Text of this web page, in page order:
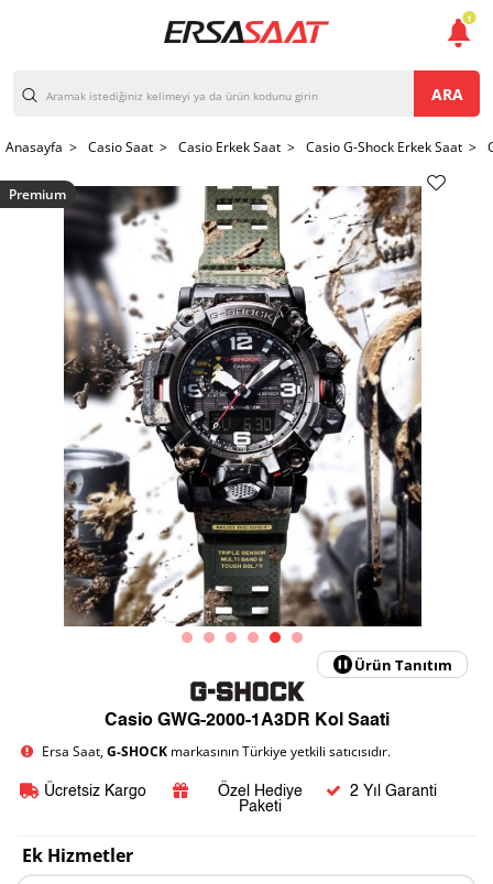
ARA
Anasayfa > Casio Saat > Casio Erkek Saat > Casio G-Shock Erkek Saat >
Premium
Ürün Tanıtım
Casio GWG-2000-1A3DR Kol Saati
Ersa Saat,G-SHOCK markasının Türkiye yetkili satıcısıdır.
Ücretsiz Kargo
Özel Hediye
Paketi
2 Yıl Garanti
Ek Hizmetler
1